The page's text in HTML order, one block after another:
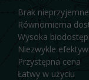
Brak
Równomierna
Wysoka
Niezwykle
Przystępna cena
Łatwy w użyciu